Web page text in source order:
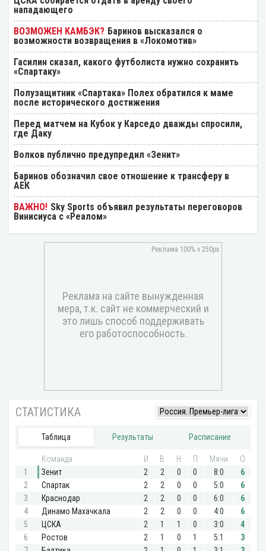
нападающего
Баринов высказался о
возможности возвращения в «Локомотив»
Гасилин сказал, какого футболиста нужно сохранить
«Спартаку»
Полузащитник «Спартака» Полех обратился к маме
после исторического достижения
Перед матчем на Кубок у Карседо дважды спросили,
где Даку
Волков публично предупредил «Зенит»
Баринов обозначил свое отношение к трансферу в
АЕК
Sky Sports объявил результаты переговоров
Винисиуса с «Реалом»